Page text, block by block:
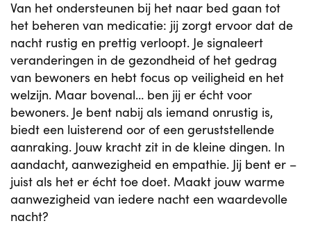
Van het ondersteunen bij het naar bed gaan tot
het beheren van medicatie: jij zorgt ervoor dat de
nacht rustig en prettig verloopt. Je signaleert
veranderingen in de gezondheid of het gedrag
van bewoners en hebt focus op veiligheid en het
welzijn. Maar bovenal… ben jij er écht voor
bewoners. Je bent nabij als iemand onrustig is,
biedt een luisterend oor of een geruststellende
aanraking. Jouw kracht zit in de kleine dingen. In
aandacht, aanwezigheid en empathie. Jij bent er –
juist als het er écht toe doet. Maakt jouw warme
aanwezigheid van iedere nacht een waardevolle
nacht?